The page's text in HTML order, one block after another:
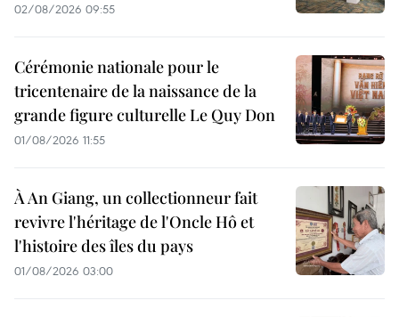
02/08/2026 09:55
Cérémonie nationale pour le
tricentenaire de la naissance de la
grande figure culturelle Le Quy Don
01/08/2026 11:55
À An Giang, un collectionneur fait
revivre l'héritage de l'Oncle Hô et
l'histoire des îles du pays
01/08/2026 03:00